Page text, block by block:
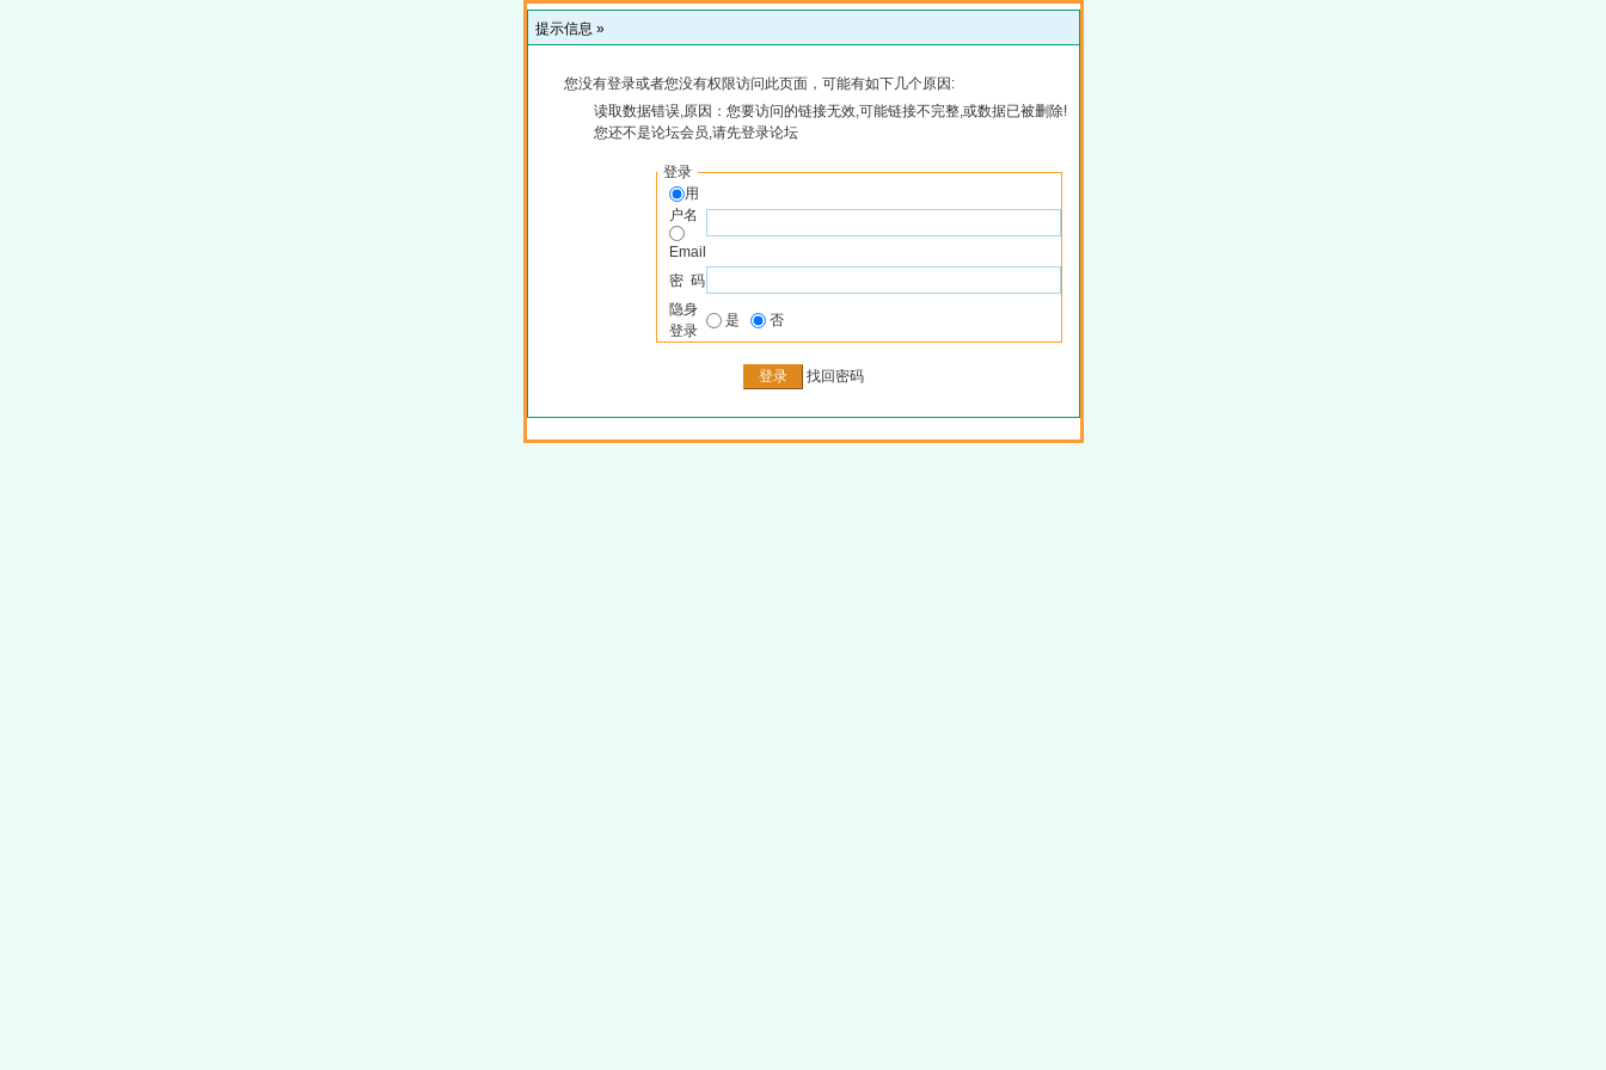
提示信息 »
您没有登录或者您没有权限访问此页面，可能有如下几个原因:
读取数据错误,原因：您要访问的链接无效,可能链接不完整,或数据已被删除!
您还不是论坛会员,请先登录论坛
登录
用
户名
Email
密 码
隐身
登录
是 否
找回密码